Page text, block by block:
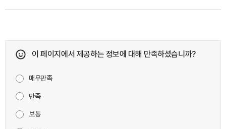
이 페이지에서 제공하는 정보에 대해 만족하셨습니까?
매우만족
만족
보통